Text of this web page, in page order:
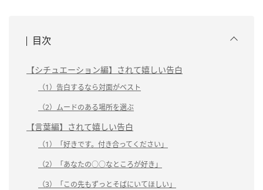
目次
【シチュエーション編】されて嬉しい告白
（1）告白するなら対面がベスト
（2）ムードのある場所を選ぶ
【言葉編】されて嬉しい告白
（1）「好きです。付き合ってください」
（2）「あなたの○○なところが好き」
（3）「この先もずっとそばにいてほしい」